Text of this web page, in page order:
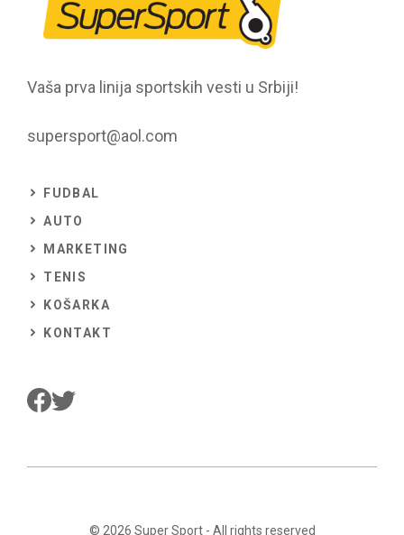
Vaša prva linija sportskih vesti u Srbiji!
supersport@aol.com
FUDBAL
AUTO
MARKETING
TENIS
KOŠARKA
KONTAKT
© 2026 Super Sport- All rights reserved